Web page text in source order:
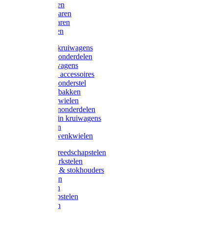
Snoeischaren
Heggenscharen
Takkenscharen
Snoeimessen
Landbouwkruiwagens
Kruiwagenonderdelen
Bouwkruiwagens
Kruiwagen accessoires
Kruiwagenonderstel
Kruiwagenbakken
Kruiwagenwielen
Steekwagenonderdelen
Huis en Tuin kruiwagens
Steekwagen
Bok- en Zwenkwielen
Overige gereedschapstelen
Bezem-/Harkstelen
Handvaten & stokhouders
Hamerstelen
Spadestelen
Graanschopstelen
Schopstelen